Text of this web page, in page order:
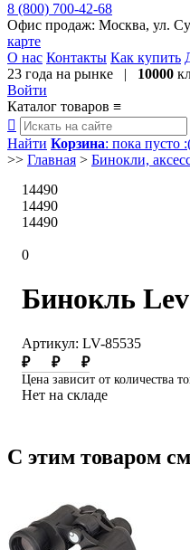
8 (800) 700-42-68
Офис продаж: Москва, ул.
карте
О нас Контакты Как купить
23 года на рынке | 10000
Войти
Каталог товаров ≡

Найти Корзина: пока пусто
>> Главная > Бинокли,
14490
14490
14490
0
Бинокль
Артикул: LV-85535
₽
₽ ₽
Цена зависит от количества
Нет на складе
С этим товаром